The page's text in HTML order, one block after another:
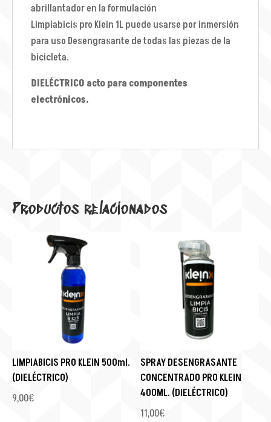
abrillantador en la formulación
Limpiabicis pro Klein 1L puede usarse por inmersión
para uso Desengrasante de todas las piezas de la
bicicleta.
DIELÉCTRICO acto para componentes
electrónicos.
Productos relacionados
LIMPIABICIS PRO KLEIN 500ml.
(DIELÉCTRICO)
9,00€
SPRAY DESENGRASANTE
CONCENTRADO PRO KLEIN
400ML. (DIELÉCTRICO)
11,00€